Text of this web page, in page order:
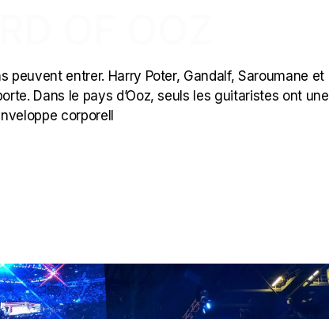
peuvent entrer. Harry Poter, Gandalf, Saroumane et
Dans le pays d’Ooz, seuls les guitaristes ont une
corporell